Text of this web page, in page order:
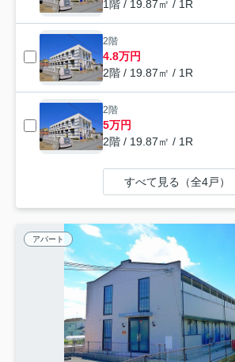
1階 / 19.87㎡ / 1R
2階
4.8万円
2階 / 19.87㎡ / 1R
2階
5万円
2階 / 19.87㎡ / 1R
すべて見る（全4戸）
アパート